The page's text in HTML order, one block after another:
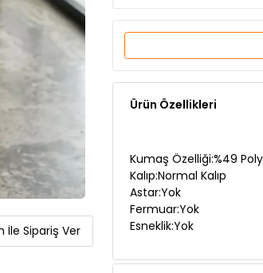
İle Sipariş Ver
Ürün Özellikleri
Astar:Yok
Fermuar:Yok
Esneklik:Yok